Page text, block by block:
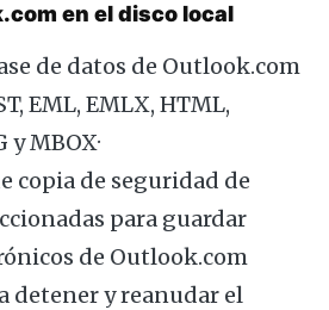
en el disco local
de datos de Outlook.com
EML, EMLX, HTML,
MBOX·
copia de seguridad de
para guardar
de Outlook.com
detener y reanudar el